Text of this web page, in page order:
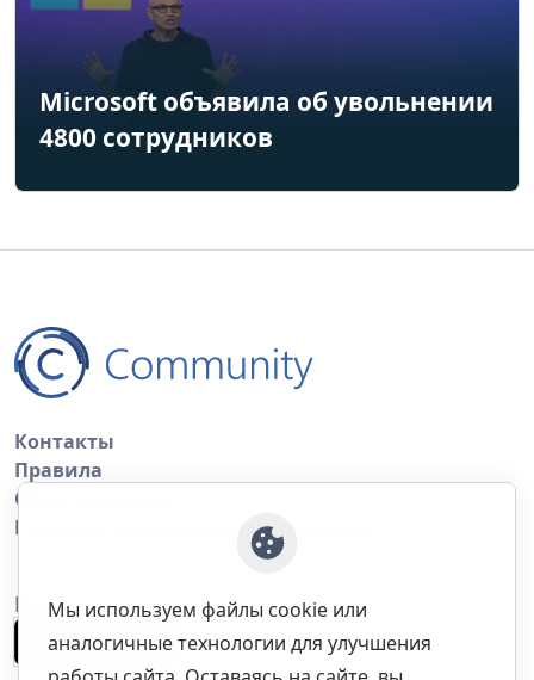
Microsoft объявила об увольнении
4800 сотрудников
Контакты
Правила
Обратная связь
Правила копирования материалов
Приложение
Мы используем файлы cookie или
аналогичные технологии для улучшения